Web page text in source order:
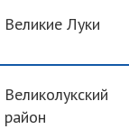
Великие Луки
Великолукский
район